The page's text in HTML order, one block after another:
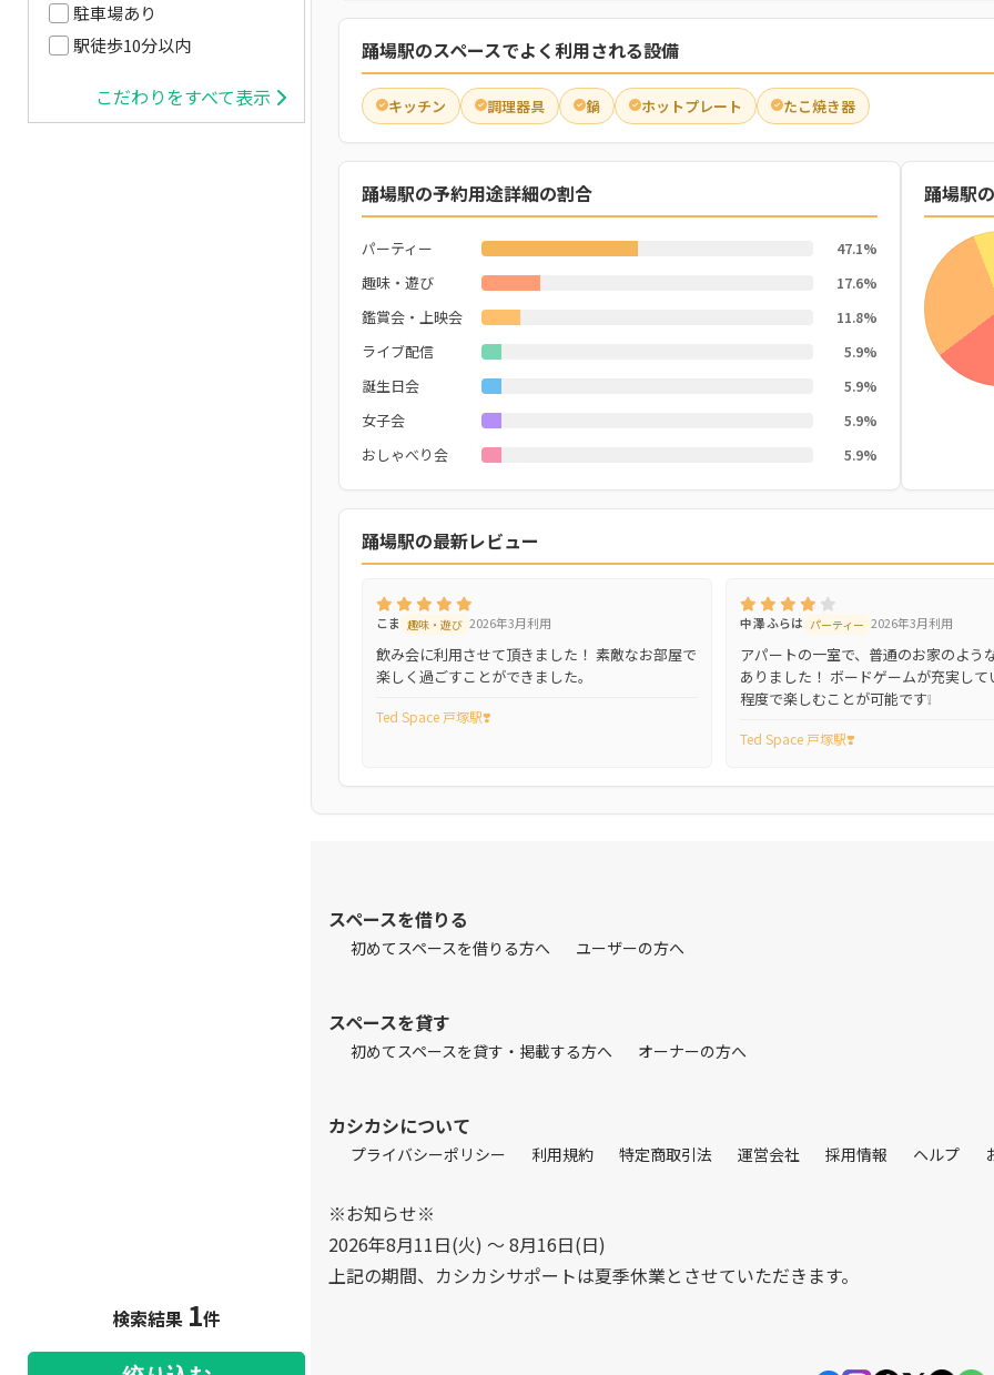
駅徒歩10分以内
駐車場あり
こだわりをすべて表示
検索結果 1件
踊場駅のスペースでよく利用される設備
キッチン 調理器具 鍋 ホットプレート たこ焼き器
踊場駅の予約用途詳細の割合
パーティー 47.1%
趣味・遊び 17.6%
鑑賞会・上映会 11.8%
ライブ配信 5.9%
誕生日会 5.9%
女子会 5.9%
おしゃべり会 5.9%
踊場駅
踊場駅の最新レビュー
こま 趣味・遊び 2026年3月利用
飲み会に利用させて頂きました！ 素敵なお部屋で
楽しく過ごすことができました。
Ted Space 戸塚駅❣️
中澤 ふらは パーティー 2026年3月利用
アパートの一室で、普通のお家のよう
ありました！ ボードゲームが充実して
程度で楽しむことが可能です❕
Ted Space 戸塚駅❣️
スペースを借りる
初めてスペースを借りる方へ ユーザーの方へ
スペースを貸す
初めてスペースを貸す・掲載する方へ オーナーの方へ
カシカシについて
プライバシーポリシー 利用規約 特定商取引法 運営会社 採用情報 ヘルプ
※お知らせ※
2026年8月11日(火) 〜 8月16日(日)
上記の期間、カシカシサポートは夏季休業とさせていただきます。